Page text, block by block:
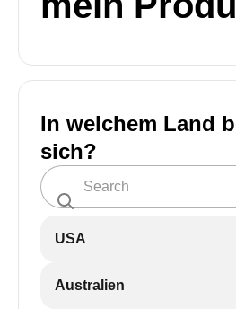
In welchem Land
sich?
USA
Australien